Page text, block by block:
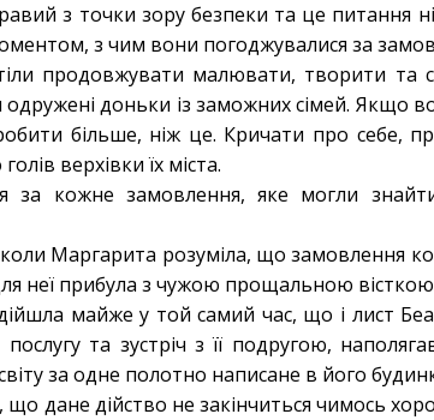
з точки зору безпеки та це питання
з чим вони погоджувалися за
продовжувати малювати, творити та
доньки із заможних сімей. Якщо
більше, ніж це. Кричати про себе,
верхівки їх міста.
за кожне замовлення, яке могли
Маргарита розуміла, що замовлення
неї прибула з чужою прощальною
майже у той самий час, що і лист
та зустріч з її подругою,
за одне полотно написане в його
що дане дійство не закінчиться чимось